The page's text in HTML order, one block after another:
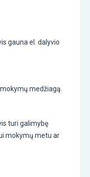
gauna el. dalyvio
medžiagą.
turi galimybę
mokymų metu ar